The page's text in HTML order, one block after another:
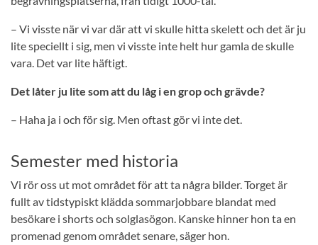
– Vi visste när vi var där att vi skulle hitta skelett och det är ju
lite speciellt i sig, men vi visste inte helt hur gamla de skulle
vara. Det var lite häftigt.
Det låter ju lite som att du låg i en grop och grävde?
– Haha ja i och för sig. Men oftast gör vi inte det.
Semester med historia
Vi rör oss ut mot området för att ta några bilder. Torget är
fullt av tidstypiskt klädda sommarjobbare blandat med
besökare i shorts och solglasögon. Kanske hinner hon ta en
promenad genom området senare, säger hon.